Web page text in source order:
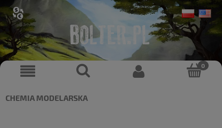
CHEMIA MODELARSKA